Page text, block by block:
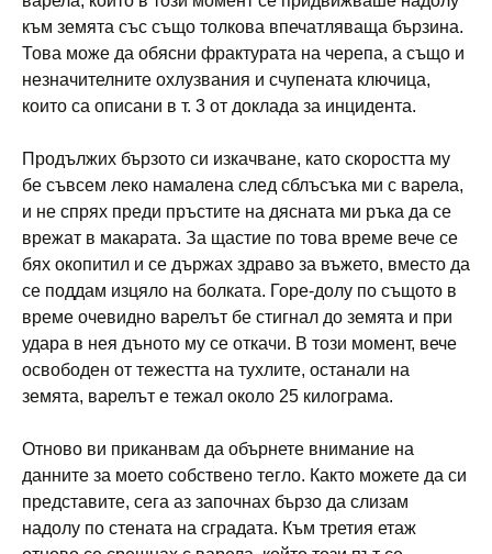
към земята със също толкова впечатляваща бързина.
Това може да обясни фрактурата на черепа, а също и
незначителните охлузвания и счупената ключица,
които са описани в т. 3 от доклада за инцидента.
Продължих бързото си изкачване, като скоростта му
бе съвсем леко намалена след сблъсъка ми с варела,
и не спрях преди пръстите на дясната ми ръка да се
врежат в макарата. За щастие по това време вече се
бях окопитил и се държах здраво за въжето, вместо да
се поддам изцяло на болката. Горе-долу по същото в
време очевидно варелът бе стигнал до земята и при
удара в нея дъното му се откачи. В този момент, вече
освободен от тежестта на тухлите, останали на
земята, варелът е тежал около 25 килограма.
Отново ви приканвам да обърнете внимание на
данните за моето собствено тегло. Както можете да си
представите, сега аз започнах бързо да слизам
надолу по стената на сградата. Към третия етаж